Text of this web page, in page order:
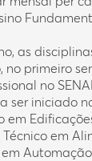
as
no primeiro
no
ser iniciado
em
em